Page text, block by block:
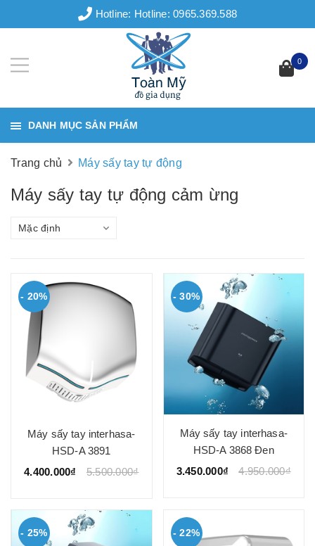
Hotline: Hotline: 0965.369.588
0
DANH MỤC SẢN PHẨM
Trang chủ Máy sấy tay tự động
Máy sấy tay tự động cảm ừng
Mặc định
- 20%
Máy sấy tay interhasa-
HSD-A 3891
4.400.000₫
5.500.000₫
- 30%
Máy sấy tay interhasa-
HSD-A 3868 Đen
3.450.000₫
4.950.000₫
- 25% - 22%